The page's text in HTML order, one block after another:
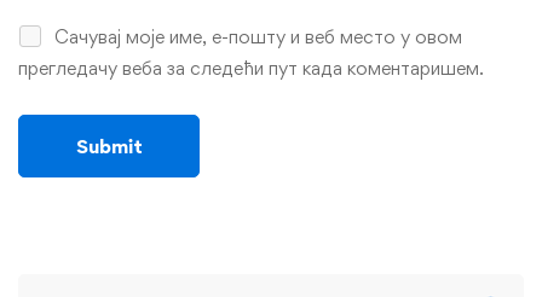
Сачувај моје име, е-пошту и веб место у овом
прегледачу веба за следећи пут када коментаришем.